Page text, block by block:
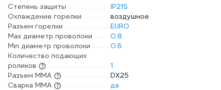
Степень защиты
IP21S
Охлаждение горелки
воздушное
Разъем горелки
EURO
Max диаметр проволоки
0.8
Min диаметр проволоки
0.6
Количество подающих
роликов
1
Разъем ММА
DX25
Сварка ММА
да